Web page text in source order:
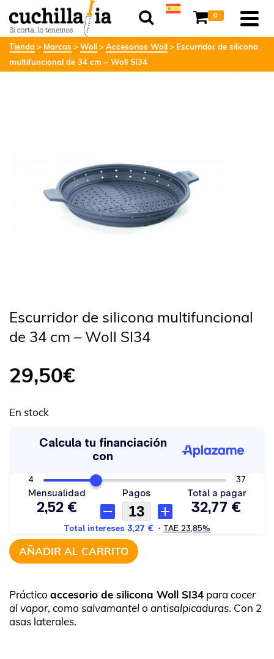
0
Tienda Marcas Woll Accesorios Woll
Escurridor de silicona
multifuncional de 34 cm – Woll SI34
Escurridor de silicona multifuncional
de 34 cm – Woll SI34
29,50€
En stock
AÑADIR AL CARRITO
Práctico accesorio de silicona Woll SI34 para cocer
al vapor, como salvamantelo antisalpicaduras. Con 2
asas laterales.